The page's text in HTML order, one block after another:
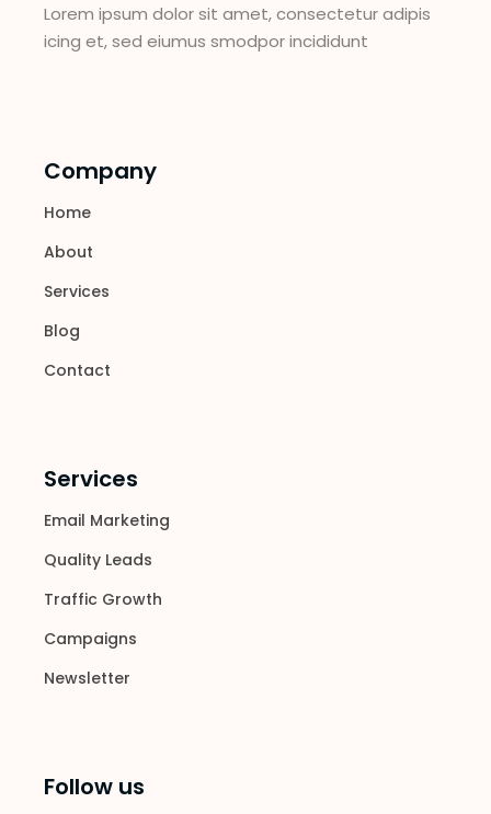
Lorem ipsum dolor sit amet, consectetur adipis
icing et, sed eiumus smodpor incididunt
Company
Home
About
Services
Blog
Contact
Services
Email Marketing
Quality Leads
Traffic Growth
Campaigns
Newsletter
Follow us